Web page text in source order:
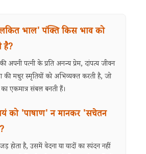
भाल' पंक्ति किस भाव को
है?
अपनी पत्नी के प्रति अनन्य प्रेम, दांपत्य जीवन
की मधुर स्मृतियों को अभिव्यक्त करती है, जो
एकमात्र संबल बनती हैं।
को 'पाषाण' न मानकर 'सचेतन
होता है, उसमें वेदना या यादों का स्पंदन नहीं